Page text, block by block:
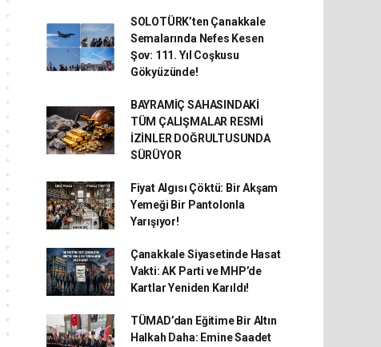
SOLOTÜRK’ten Çanakkale
Semalarında Nefes Kesen
Şov: 111. Yıl Coşkusu
Gökyüzünde!
BAYRAMİÇ SAHASINDAKİ
TÜM ÇALIŞMALAR RESMİ
İZİNLER DOĞRULTUSUNDA
SÜRÜYOR
Fiyat Algısı Çöktü: Bir Akşam
Yemeği Bir Pantolonla
Yarışıyor!
Çanakkale Siyasetinde Hasat
Vakti: AK Parti ve MHP’de
Kartlar Yeniden Karıldı!
TÜMAD’dan Eğitime Bir Altın
Halkah Daha: Emine Saadet